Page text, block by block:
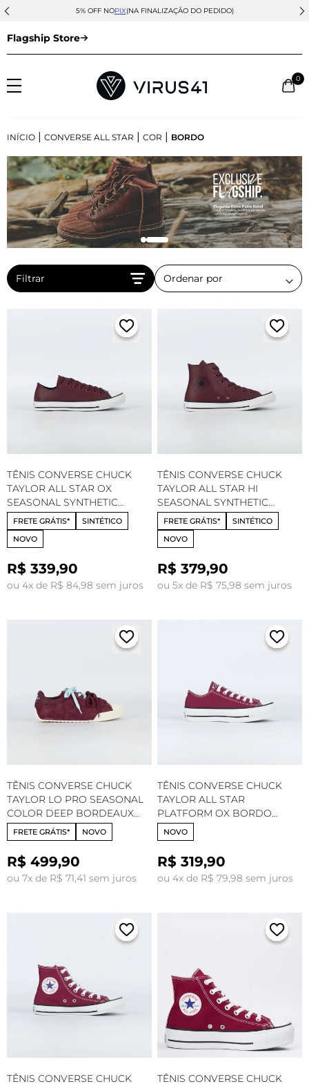
5% OFF NOPIX(NA FINALIZAÇÃO DO PEDIDO)
Flagship Store
0
INÍCIO | CONVERSE ALL STAR | COR | BORDO
Filtrar
TÊNIS CONVERSE CHUCK
TAYLOR ALL STAR OX
SEASONAL SYNTHETIC
VINHO PRETO BRANCO
CT35240003
FRETE GRÁTIS*
SINTÉTICO
NOVO
R$ 339,90
ou 4x de R$ 84,98 sem juros
TÊNIS CONVERSE CHUCK
TAYLOR ALL STAR HI
SEASONAL SYNTHETIC
VINHO PRETO BRANCO
CT35230003
FRETE GRÁTIS*
SINTÉTICO
NOVO
R$ 379,90
ou 5x de R$ 75,98 sem juros
TÊNIS CONVERSE CHUCK
TAYLOR LO PRO SEASONAL
COLOR DEEP BORDEAUX
RAINED OUT A20130C
FRETE GRÁTIS* NOVO
R$ 499,90
ou 7x de R$ 71,41 sem juros
TÊNIS CONVERSE CHUCK
TAYLOR ALL STAR
PLATFORM OX BORDO
CT04950004
NOVO
R$ 319,90
ou 4x de R$ 79,98 sem juros
TÊNIS CONVERSE CHUCK
TÊNIS CONVERSE CHUCK